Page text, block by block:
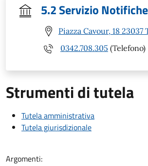
5.2 Servizio Notifiche
Piazza Cavour, 18 23037
0342.708.305 (Telefono)
Strumenti di tutela
Tutela amministrativa
Tutela giurisdizionale
Argomenti: